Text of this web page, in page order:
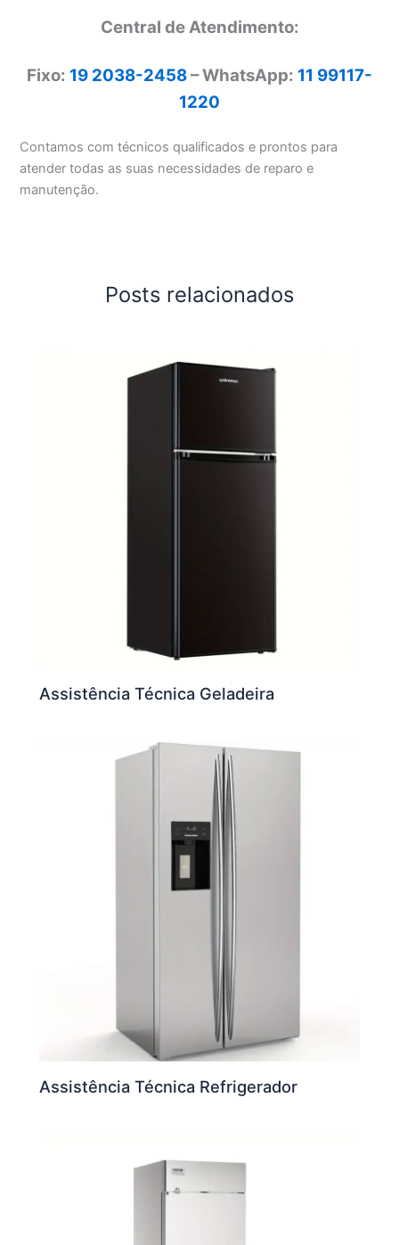
Central de Atendimento:
Fixo: 19 2038-2458– WhatsApp: 11 99117-
1220
Contamos com técnicos qualificados e prontos para
atender todas as suas necessidades de reparo e
manutenção.
Posts relacionados
Assistência Técnica Geladeira
Assistência Técnica Refrigerador